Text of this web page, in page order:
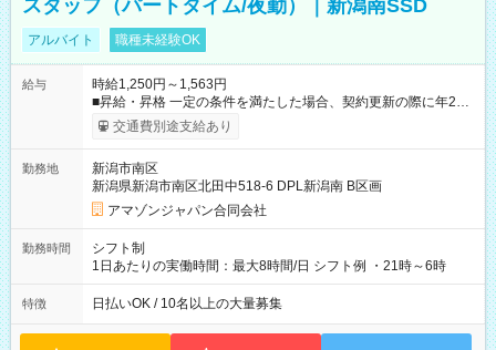
スタッフ（パートタイム/夜勤）｜新潟南SSD
アルバイト 職種未経験OK
給与
時給1,250円～1,563円
■昇給・昇格 一定の条件を満たした場合、契約更新の際に年2回
まで昇給の機会があります。 ■正社員登用制度あり ※月末締/翌
月25日支払い ※時間外手当、別途支給 ※深夜割増賃金 (22:00～
☆Amazon直雇用で安定して働けます！ 【試用期間】試用期間
あり 試用期間の長さ：1週間 雇用形態、給与は本採用時と同じ
です。
交通費別途支給あり
勤務地
新潟市南区
新潟県新潟市南区北田中518-6 DPL新潟南 B区画
アマゾンジャパン合同会社
勤務時間
シフト制
1日あたりの実働時間：最大8時間/日 シフト例 ・21時～6時
特徴 日払いOK / 10名以上の大量募集